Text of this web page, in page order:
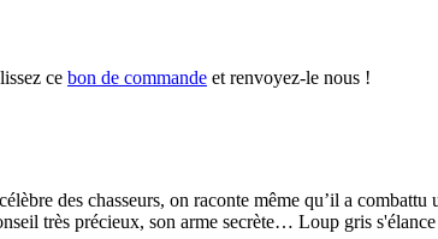
ce bon de commande et renvoyez-le nous !
des chasseurs, on raconte même qu’il a
très précieux, son arme secrète… Loup gris